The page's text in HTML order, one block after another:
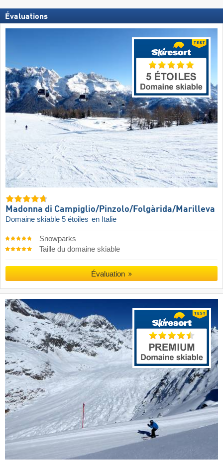
Évaluations
Madonna di Campiglio/​Pinzolo/​Folgàrida/​Marilleva
Domaine skiable 5 étoiles en Italie
Snowparks
Taille du domaine skiable
Évaluation